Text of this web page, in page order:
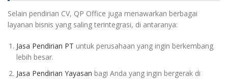
Selain pendirian CV, QP Office juga menawarkan berbagai
layanan bisnis yang saling terintegrasi, di antaranya:
Jasa Pendirian PT untuk perusahaan yang ingin berkembang
lebih besar.
Jasa Pendirian Yayasan bagi Anda yang ingin bergerak di